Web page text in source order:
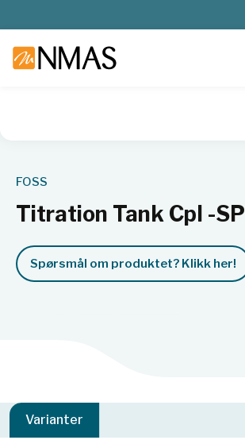
FOSS
Titration Tank Cpl -SP
Spørsmål om produktet? Klikk her!
Varianter